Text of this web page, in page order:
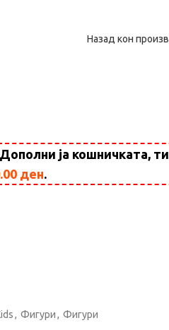
Назад кон
ја кошничката, ти
ден.
, Фигури, Фигури